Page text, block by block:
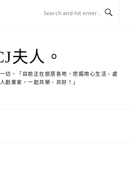
夫人。
切。「目前正在旅居各地，挖掘用心生活、處
創業家，一起共榮、共好！」